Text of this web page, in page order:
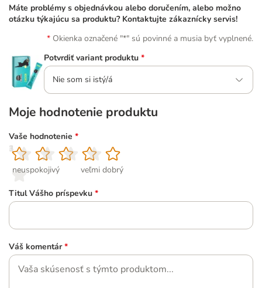
Máte problémy s objednávkou alebo doručením, alebo možno
otázku týkajúcu sa produktu? Kontaktujte zákaznícky servis!
Okienka označené "*" sú povinné a musia byť vyplnené.
Potvrdiť variant produktu *
Nie som si istý/á
Moje hodnotenie produktu
Vaše hodnotenie *
1
neuspokojivý
2
3
4
5
veľmi dobrý
Titul Vášho príspevku *
Váš komentár *